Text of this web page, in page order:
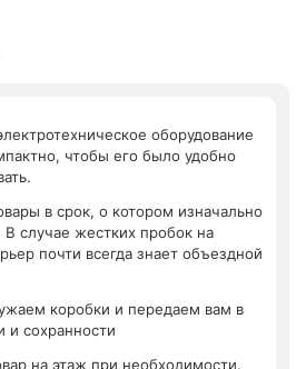
оборудование
чтобы его было удобно
в срок, о котором изначально
В случае жестких пробок на
почти всегда знает объездной
коробки и передаем вам в
и сохранности
на этаж при необходимости.